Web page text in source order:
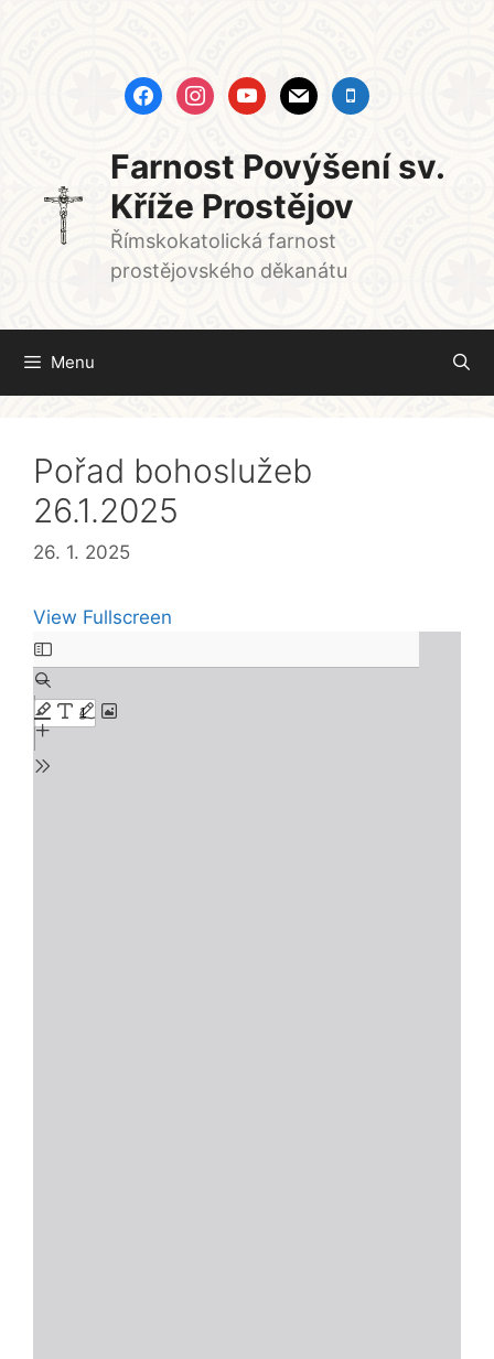
facebookinstagramyoutubemail mobile
Farnost Povýšení sv.
Kříže Prostějov
Římskokatolická farnost
prostějovského děkanátu
Menu
Pořad bohoslužeb
26.1.2025
26. 1. 2025
View Fullscreen
Skip
to
PDF
content